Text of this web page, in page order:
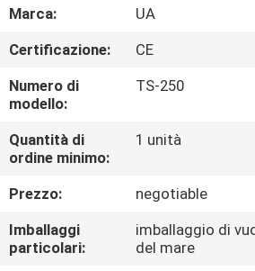
GIRO
DELLA
FABBRICA
CONTROLLO
DI
QUALITÀ
CONTATTICI
Marca:
UA
Certificazione:
CE
Numero di
modello:
TS-250
Quantità di
ordine minimo:
1 unità
Prezzo:
negotiable
Imballaggi
particolari:
imballaggio di
del mare